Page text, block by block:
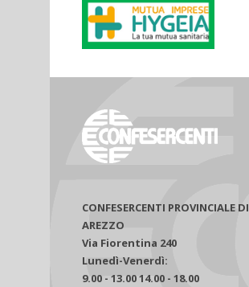
CONFESERCENTI PROVINCIALE DI
AREZZO
Via Fiorentina 240
Lunedì-Venerdì:
9.00 - 13.00 14.00 - 18.00